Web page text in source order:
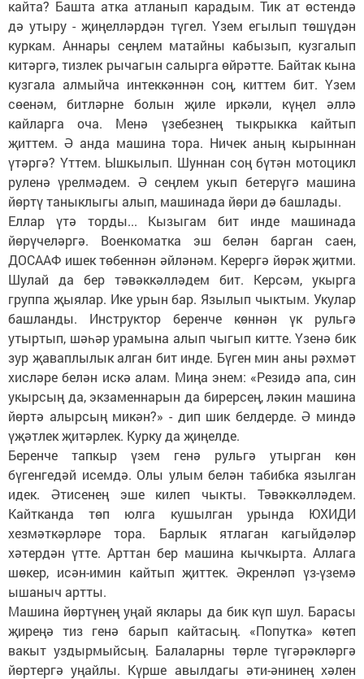
кайта? Башта атка атланып карадым. Тик ат өстендә
дә утыру - җиңелләрдән түгел. Үзем егылып төшүдән
куркам. Аннары сеңлем матайны кабызып, кузгалып
китәргә, тизлек рычагын салырга өйрәтте. Байтак кына
кузгала алмыйча интеккәннән соң, киттем бит. Үзем
сөенәм, битләрне болын җиле иркәли, күңел әллә
кайларга оча. Менә үзебезнең тыкрыкка кайтып
җиттем. Ә анда машина тора. Ничек аның кырыннан
үтәргә? Үттем. Ышкылып. Шуннан соң бүтән мотоцикл
руленә үрелмәдем. Ә сеңлем укып бетерүгә машина
йөртү таныклыгы алып, машинада йөри дә башлады.
Еллар үтә торды... Кызыгам бит инде машинада
йөрүчеләргә. Военкоматка эш белән барган саен,
ДОСААФ ишек төбеннән әйләнәм. Керергә йөрәк җитми.
Шулай да бер тәвәккәлләдем бит. Керсәм, укырга
группа җыялар. Ике урын бар. Язылып чыктым. Укулар
башланды. Инструктор беренче көннән үк рульгә
утыртып, шәһәр урамына алып чыгып китте. Үзенә бик
зур җаваплылык алган бит инде. Бүген мин аны рәхмәт
хисләре белән искә алам. Миңа энем: «Резидә апа, син
укырсың да, экзаменнарын да бирерсең, ләкин машина
йөртә алырсың микән?» - дип шик белдерде. Ә миндә
үҗәтлек җитәрлек. Курку да җиңелде.
Беренче тапкыр үзем генә рульгә утырган көн
бүгенгедәй исемдә. Олы улым белән табибка язылган
идек. Әтисенең эше килеп чыкты. Тәвәккәлләдем.
Кайтканда төп юлга кушылган урында ЮХИДИ
хезмәткәрләре тора. Барлык ятлаган кагыйдәләр
хәтердән үтте. Арттан бер машина кычкырта. Аллага
шөкер, исән-имин кайтып җиттек. Әкренләп үз-үземә
ышаныч артты.
Машина йөртүнең уңай яклары да бик күп шул. Барасы
җиреңә тиз генә барып кайтасың. «Попутка» көтеп
вакыт уздырмыйсың. Балаларны төрле түгәрәкләргә
йөртергә уңайлы. Күрше авылдагы әти-әнинең хәлен